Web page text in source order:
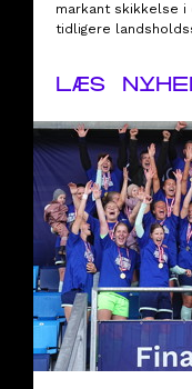
markant skikkelse i
tidligere
LÆS